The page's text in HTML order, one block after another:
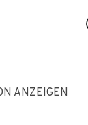
ANZEIGEN